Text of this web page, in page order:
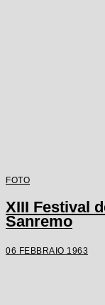
FOTO
XIII Festival
Sanremo
06 FEBBRAIO 1963